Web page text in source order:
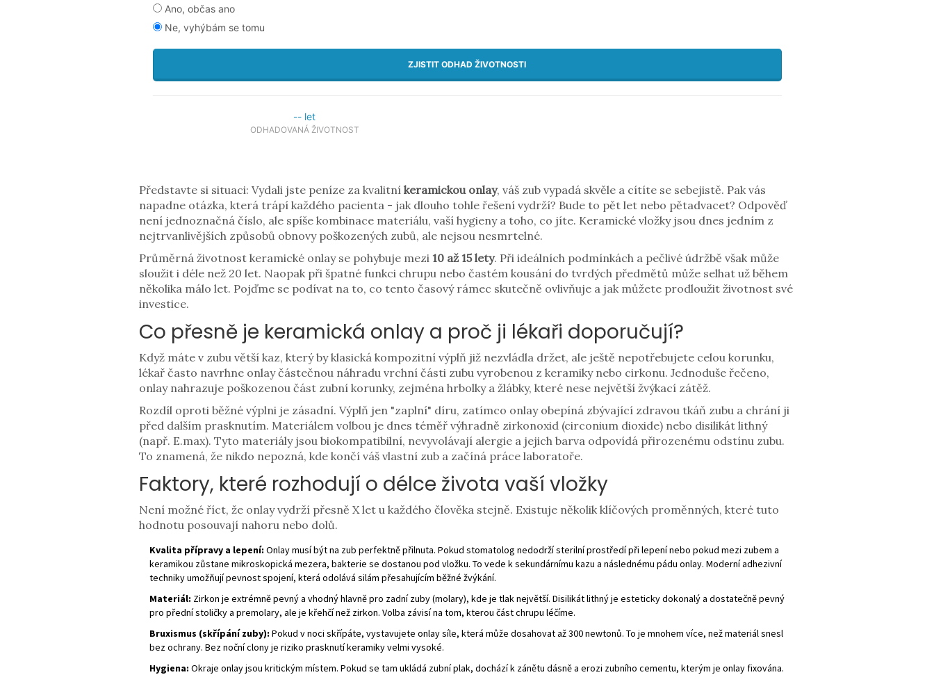
Ano, občas ano
Ne, vyhýbám se tomu
ZJISTIT ODHAD ŽIVOTNOSTI
-- let
ODHADOVANÁ ŽIVOTNOST
Představte si situaci: Vydali jste peníze za kvalitní keramickou onlay, váš zub vypadá skvěle a cítíte se sebejistě. Pak vás
napadne otázka, která trápí každého pacienta - jak dlouho tohle řešení vydrží? Bude to pět let nebo pětadvacet? Odpověď
není jednoznačná číslo, ale spíše kombinace materiálu, vaší hygieny a toho, co jíte. Keramické vložky jsou dnes jedním z
nejtrvanlivějších způsobů obnovy poškozených zubů, ale nejsou nesmrtelné.
Průměrná životnost keramické onlay se pohybuje mezi 10 až 15 lety. Při ideálních podmínkách a pečlivé údržbě však může
sloužit i déle než 20 let. Naopak při špatné funkci chrupu nebo častém kousání do tvrdých předmětů může selhat už během
několika málo let. Pojďme se podívat na to, co tento časový rámec skutečně ovlivňuje a jak můžete prodloužit životnost své
investice.
Co přesně je keramická onlay a proč ji lékaři doporučují?
Když máte v zubu větší kaz, který by klasická kompozitní výplň již nezvládla držet, ale ještě nepotřebujete celou korunku,
lékař často navrhne onlay částečnou náhradu vrchní části zubu vyrobenou z keramiky nebo cirkonu. Jednoduše řečeno,
onlay nahrazuje poškozenou část zubní korunky, zejména hrbolky a žlábky, které nese největší žvýkací zátěž.
Rozdíl oproti běžné výplni je zásadní. Výplň jen "zaplní" díru, zatímco onlay obepíná zbývající zdravou tkáň zubu a chrání ji
před dalším prasknutím. Materiálem volbou je dnes téměř výhradně zirkonoxid (circonium dioxide) nebo disilikát lithný
(např. E.max). Tyto materiály jsou biokompatibilní, nevyvolávají alergie a jejich barva odpovídá přirozenému odstínu zubu.
To znamená, že nikdo nepozná, kde končí váš vlastní zub a začíná práce laboratoře.
Faktory, které rozhodují o délce života vaší vložky
Není možné říct, že onlay vydrží přesně X let u každého člověka stejně. Existuje několik klíčových proměnných, které tuto
hodnotu posouvají nahoru nebo dolů.
Kvalita přípravy a lepení: Onlay musí být na zub perfektně přilnuta. Pokud stomatolog nedodrží sterilní prostředí při lepení nebo pokud mezi zubem a
keramikou zůstane mikroskopická mezera, bakterie se dostanou pod vložku. To vede k sekundárnímu kazu a následnému pádu onlay. Moderní adhezivní
techniky umožňují pevnost spojení, která odolává silám přesahujícím běžné žvýkání.
Materiál: Zirkon je extrémně pevný a vhodný hlavně pro zadní zuby (molary), kde je tlak největší. Disilikát lithný je esteticky dokonalý a dostatečně pevný
pro přední stoličky a premolary, ale je křehčí než zirkon. Volba závisí na tom, kterou část chrupu léčíme.
Bruxismus (skřípání zuby): Pokud v noci skřípáte, vystavujete onlay síle, která může dosahovat až 300 newtonů. To je mnohem více, než materiál snesl
bez ochrany. Bez noční clony je riziko prasknutí keramiky velmi vysoké.
Hygiena: Okraje onlay jsou kritickým místem. Pokud se tam ukládá zubní plak, dochází k zánětu dásně a erozi zubního cementu, kterým je onlay fixována.